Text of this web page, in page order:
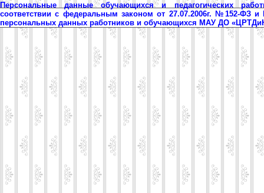
Персональные данные обучающихся и педагогических
соответствии с федеральным законом от 27.07.2006г. №152-ФЗ
персональных данных работников и обучающихся МАУ ДО